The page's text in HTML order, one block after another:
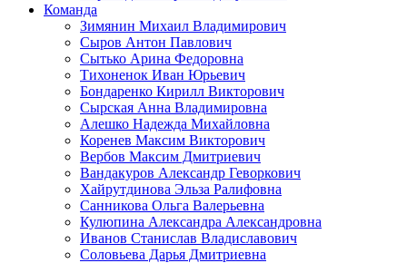
Команда
Зимянин Михаил Владимирович
Сыров Антон Павлович
Сытько Арина Федоровна
Тихоненок Иван Юрьевич
Бондаренко Кирилл Викторович
Сырская Анна Владимировна
Алешко Надежда Михайловна
Коренев Максим Викторович
Вербов Максим Дмитриевич
Вандакуров Александр Геворкович
Хайрутдинова Эльза Ралифовна
Санникова Ольга Валерьевна
Кулюпина Александра Александровна
Иванов Станислав Владиславович
Соловьева Дарья Дмитриевна